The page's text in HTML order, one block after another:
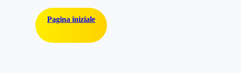
Pagina iniziale